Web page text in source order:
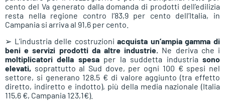
cento del Va generato dalla domanda di prodotti dell’edilizia
resta nella regione contro l’83,9 per cento dell’Italia, in
Campania si arriva al 91,6 per cento.
➢ L’industria delle costruzioniacquista un’ampia gamma di
beni e servizi prodotti da altre industrie.
Ne deriva che i
moltiplicatori della spesaper la suddetta industriasono
elevati, soprattutto al Sud dove, per ogni 100 € spesi nel
settore, si generano 128,5 € di valore aggiunto (tra effetto
diretto, indiretto e indotto), più della media nazionale (Italia
115,6 €, Campania 123,1€).